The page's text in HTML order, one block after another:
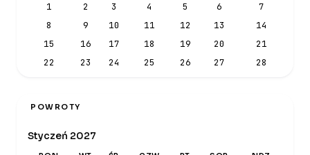
1 2 3 4 5 6
7
8
9 10 11 12 13
14
15
16 17 18 19 20
21
22
23 24 25 26 27 28
POWROTY
Styczeń 2027